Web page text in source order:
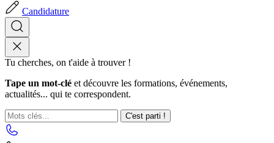
Candidature
Tu cherches, on t'aide à trouver !
Tape un mot-clé et découvre les formations, événements,
actualités... qui te correspondent.
C'est parti !